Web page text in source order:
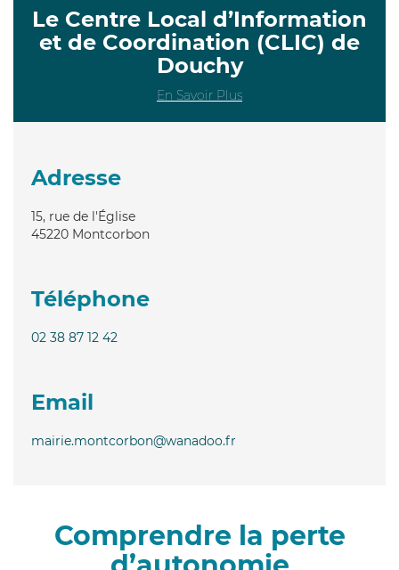
Le Centre Local d’Information
et de Coordination (CLIC) de
Douchy
En Savoir Plus
Adresse
15, rue de l'Église
45220 Montcorbon
Téléphone
02 38 87 12 42
Email
mairie.montcorbon@wanadoo.fr
Comprendre la perte